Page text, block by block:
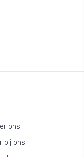
ons
bij ons